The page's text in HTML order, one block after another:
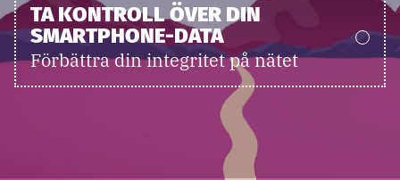
TA KONTROLL ÖVER DIN
SMARTPHONE-DATA
Förbättra din integritet på nätet